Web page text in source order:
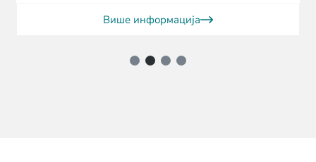
Више информација